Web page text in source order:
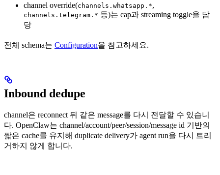
channel override(channels.whatsapp.*,
channels.telegram.* 등)는 cap과 streaming toggle을 담
당
전체 schema는 Configuration을 참고하세요.
Inbound dedupe
channel은 reconnect 뒤 같은 message를 다시 전달할 수 있습니
다. OpenClaw는 channel/account/peer/session/message id 기반의
짧은 cache를 유지해 duplicate delivery가 agent run을 다시 트리
거하지 않게 합니다.